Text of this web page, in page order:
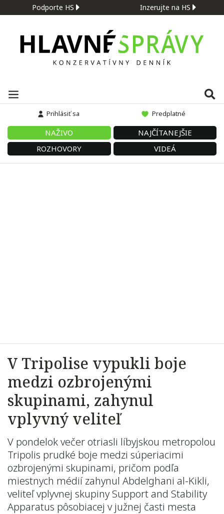
Podporte HS Inzerujte na HS
Prihlásiť sa Predplatné
NAŽIVO
NAJČÍTANEJŠIE
ROZHOVORY
VIDEÁ
V Tripolise vypukli boje
medzi ozbrojenými
skupinami, zahynul
vplyvný veliteľ
V pondelok večer otriasli líbyjskou metropolou
Tripolis prudké boje medzi súperiacimi
ozbrojenými skupinami, pričom podľa
miestnych médií zahynul Abdelghani al-Kikli,
veliteľ vplyvnej skupiny Support and Stability
Apparatus pôsobiacej v južnej časti mesta